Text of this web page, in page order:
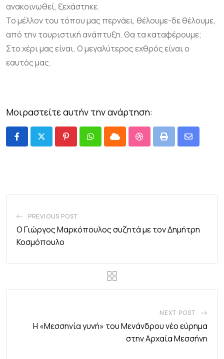
ανακοινωθεί, ξεχάστηκε.
Το μέλλον του τόπου μας περνάει, θέλουμε-δε θέλουμε,
από την τουριστική ανάπτυξη. Θα τα καταφέρουμε;
Στο χέρι μας είναι. Ο μεγαλύτερος εχθρός είναι ο
εαυτός μας.
Μοιραστείτε αυτήν την ανάρτηση:
PREVIOUS POST
Ο Γιώργος Μαρκόπουλος συζητά με τον Δημήτρη
Κοσμόπουλο
NEXT POST
Η «Μεσσηνία γυνή» του Μενάνδρου νέο εύρημα
στην Αρχαία Μεσσήνη